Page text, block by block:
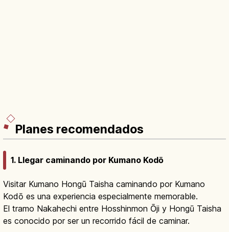
Planes recomendados
1. Llegar caminando por Kumano Kodō
Visitar Kumano Hongū Taisha caminando por Kumano
Kodō es una experiencia especialmente memorable.
El tramo Nakahechi entre Hosshinmon Ōji y Hongū Taisha
es conocido por ser un recorrido fácil de caminar.